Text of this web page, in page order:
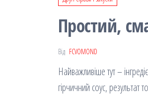
Простий,
Від FCVOMOND
Найважливіше тут –
гірчичний соус, результат